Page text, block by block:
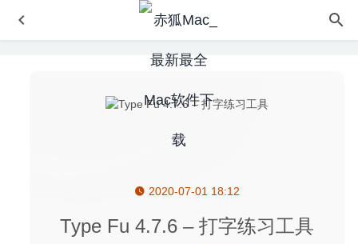
2020-07-01 18:12
Type Fu 4.7.6 – 打字练习工具
PDF Expert 2.5.10 中文版-最好用的PDF工具之一
eZip 1.9 中文版-非常优秀且简洁易用的压缩解压软件